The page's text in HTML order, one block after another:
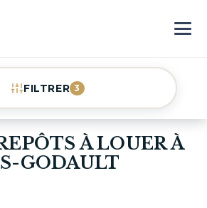
FILTRER 3
À LOUER À
GODAULT